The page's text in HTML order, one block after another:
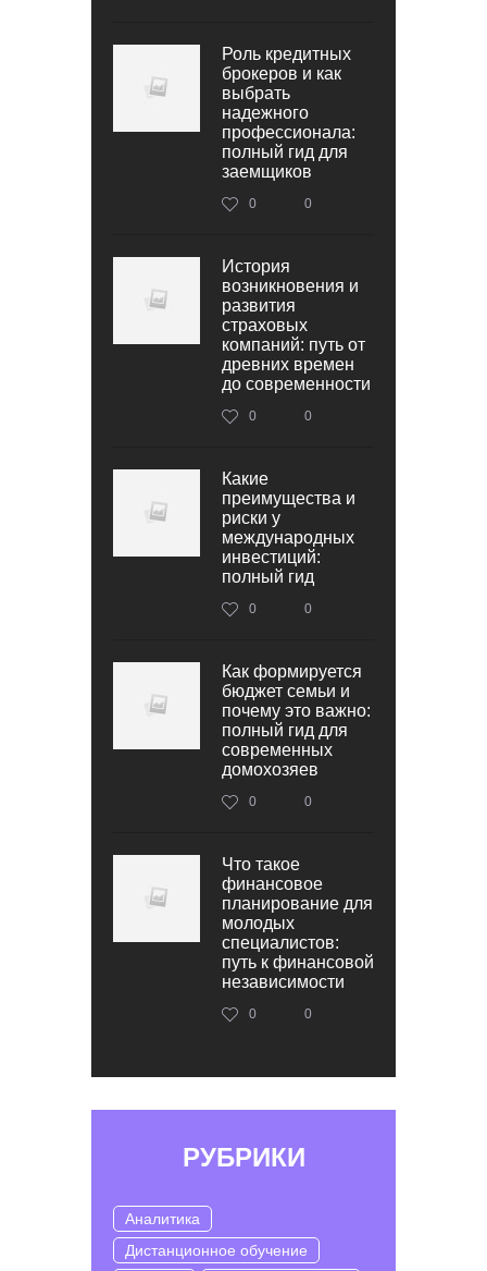
Роль кредитных
брокеров и как
выбрать
надежного
профессионала:
полный гид для
заемщиков
0 0
История
возникновения и
развития
страховых
компаний: путь от
древних времен
до современности
0 0
Какие
преимущества и
риски у
международных
инвестиций:
полный гид
0 0
Как формируется
бюджет семьи и
почему это важно:
полный гид для
современных
домохозяев
0 0
Что такое
финансовое
планирование для
молодых
специалистов:
путь к финансовой
независимости
0 0
РУБРИКИ
Аналитика
Дистанционное обучение